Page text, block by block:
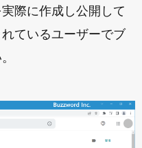
際に作成し公開して
ているユーザーでブ